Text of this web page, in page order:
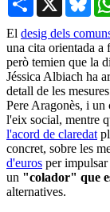
El desig dels
una cita orientada a
però temien que la
Jéssica Albiach ha
detall de les
Pere Aragonès, i un
l'eix social, mentre
l'acord de claredat
concret, sobre les
d'euros per
un "colador" que
alternatives.